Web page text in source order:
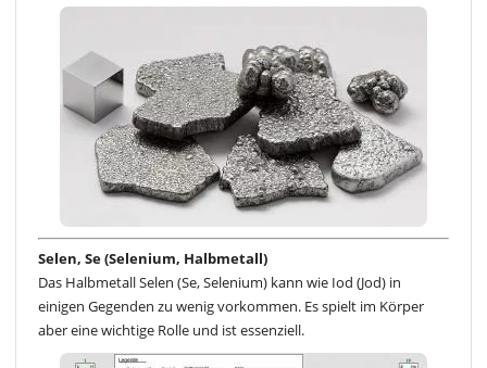
Selen, Se (Selenium, Halbmetall)
Das Halbmetall Selen (Se, Selenium) kann wie Iod (Jod) in
einigen Gegenden zu wenig vorkommen. Es spielt im Körper
aber eine wichtige Rolle und ist essenziell.